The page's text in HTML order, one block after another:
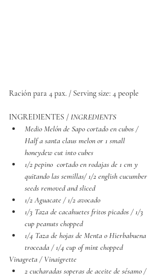
Ración para 4 pax. / Serving size: 4 people
INGREDIENTES / INGREDIENTS
Medio Melón de Sapo cortado en cubos /
Half a santa claus melon or 1 small
honeydew cut into cubes
1/2 pepino  cortado en rodajas de 1 cm y
quitando las semillas/ 1/2 english cucumber
seeds removed and sliced
1/2 Aguacate / 1/2 avocado
1/3 Taza de cacahuetes fritos picados / 1/3
cup peanuts chopped
1/4 Taza de hojas de Menta o Hierbabuena
troceada / 1/4 cup of mint chopped
Vinagreta / Vinaigrette
2 cucharadas soperas de aceite de sésamo /